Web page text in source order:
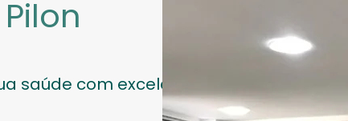
saúde com excelência!